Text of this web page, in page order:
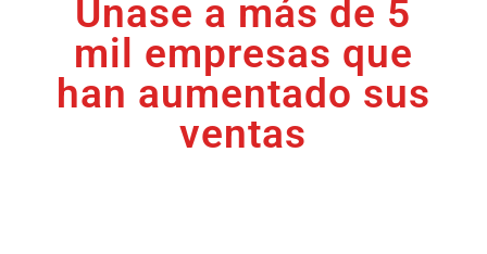
Únase a más de 5
mil empresas que
han aumentado sus
ventas